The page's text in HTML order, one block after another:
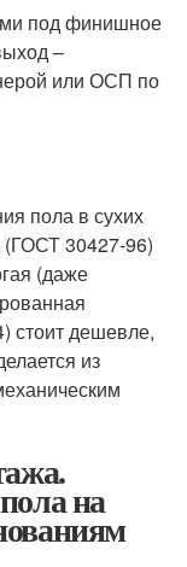
под финишное
–
или ОСП по
пола в сухих
30427-96)
(даже
стоит дешевле,
из
на